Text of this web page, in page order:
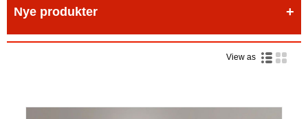
Nye produkter
View as